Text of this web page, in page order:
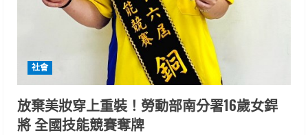
n
g
社會
放棄美妝穿上重裝！勞動部南分署16歲女銲
將 全國技能競賽奪牌